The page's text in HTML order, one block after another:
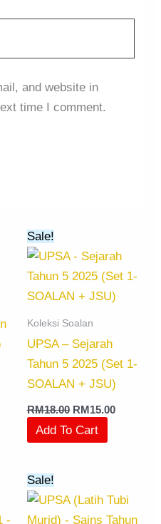
and website in
time I comment.
Sale!
Koleksi Soalan
UPSA – Sejarah
Tahun 5 2025 (Set 1-
SOALAN + JSU)
RM18.00
was:
RM18.00.
RM15.00
is:
RM15.00.
Add To Cart
Sale!
was:
RM12.00.
is:
RM10.00.